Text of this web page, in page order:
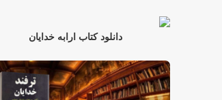
دانلود کتاب ارابه خدایان